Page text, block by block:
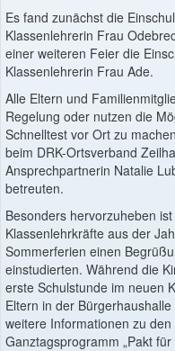
Es fand zunächst die
Klassenlehrerin Frau
einer weiteren Feier die
Klassenlehrerin Frau Ade.
Alle Eltern und
Regelung oder nutzen die
Schnelltest vor Ort zu
beim DRK-Ortsverband
Ansprechpartnerin Natalie
betreuten.
Besonders hervorzuheben
Klassenlehrkräfte aus der
Sommerferien einen
einstudierten. Während die
erste Schulstunde im neuen
Eltern in der
weitere Informationen zu
Ganztagsprogramm „Pakt